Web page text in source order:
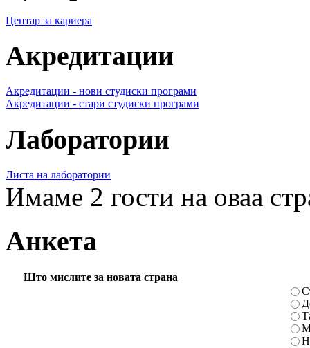
Центар за кариера
Акредитации
Акредитации - нови студиски програми
Акредитации - стари студиски програми
Лаборатории
Листа на лаборатории
Имаме 2 гости на оваа
Анкета
Што мислите за новата страна